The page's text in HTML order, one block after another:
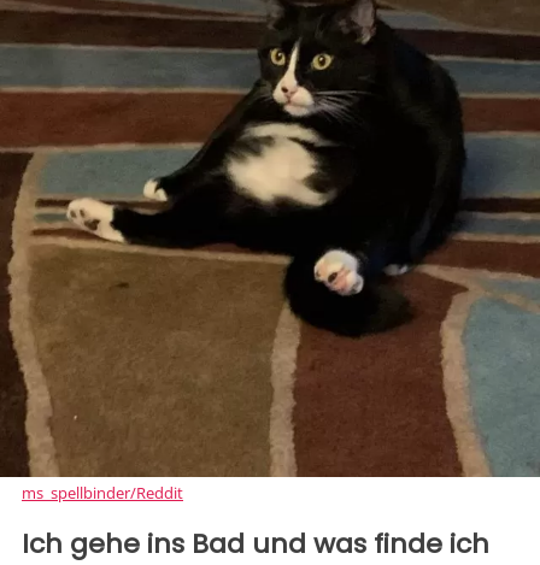
ms_spellbinder/Reddit
Ich gehe ins Bad und was finde ich